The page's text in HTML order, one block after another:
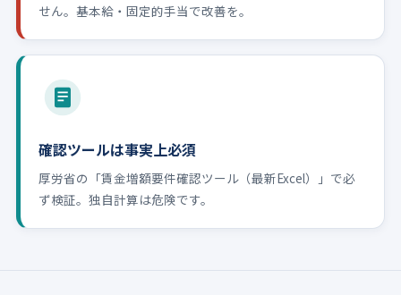
せん。基本給・固定的手当で改善を。
確認ツールは事実上必須
厚労省の「賃金増額要件確認ツール（最新Excel）」で必
ず検証。独自計算は危険です。